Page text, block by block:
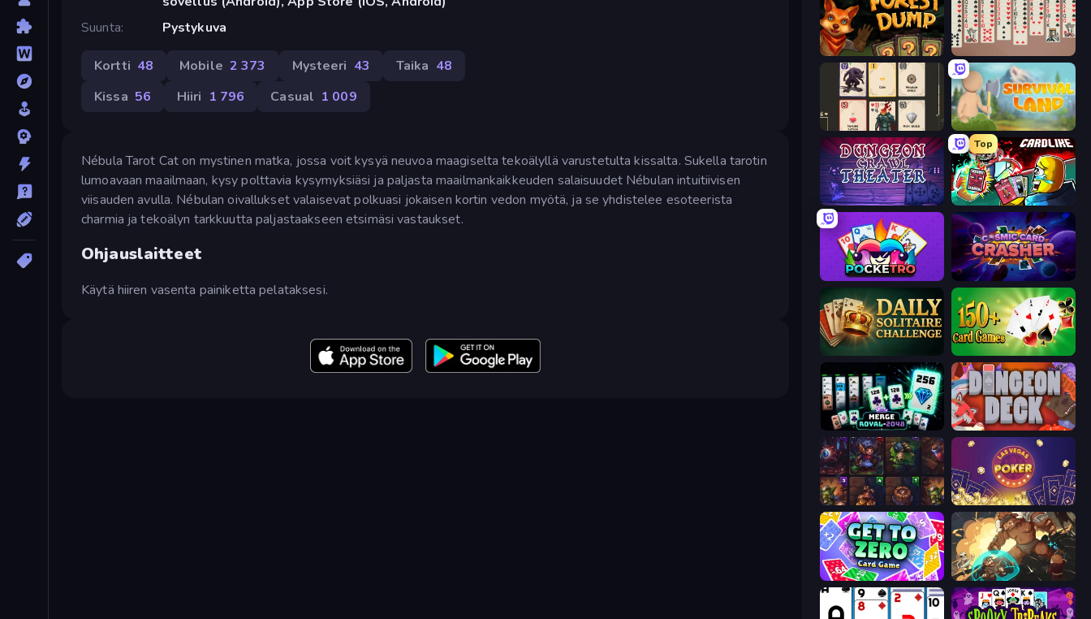
Suunta
Pystykuva
Kortti 48 Mobile 2 373 Mysteeri 43 Taika 48
Kissa 56 Hiiri 1 796 Casual 1 009
Nébula Tarot Cat on mystinen matka, jossa voit kysyä neuvoa maagiselta tekoälyllä varustetulta kissalta. Sukella tarotin
lumoavaan maailmaan, kysy polttavia kysymyksiäsi ja paljasta maailmankaikkeuden salaisuudet Nébulan intuitiivisen
viisauden avulla. Nébulan oivallukset valaisevat polkuasi jokaisen kortin vedon myötä, ja se yhdistelee esoteerista
charmia ja tekoälyn tarkkuutta paljastaakseen etsimäsi vastaukset.
Ohjauslaitteet
Käytä hiiren vasenta painiketta pelataksesi.
Forest Dump Spider Solitaire 2 Suits
Forward Survival Land
Dungeon Crawl Theater
Top
Cardlike
Pocketro Cosmic Card Crasher
Merge Royal Dungeon Deck
Cards Keeper Las Vegas Poker
Get to Zero Dungeon of Terror